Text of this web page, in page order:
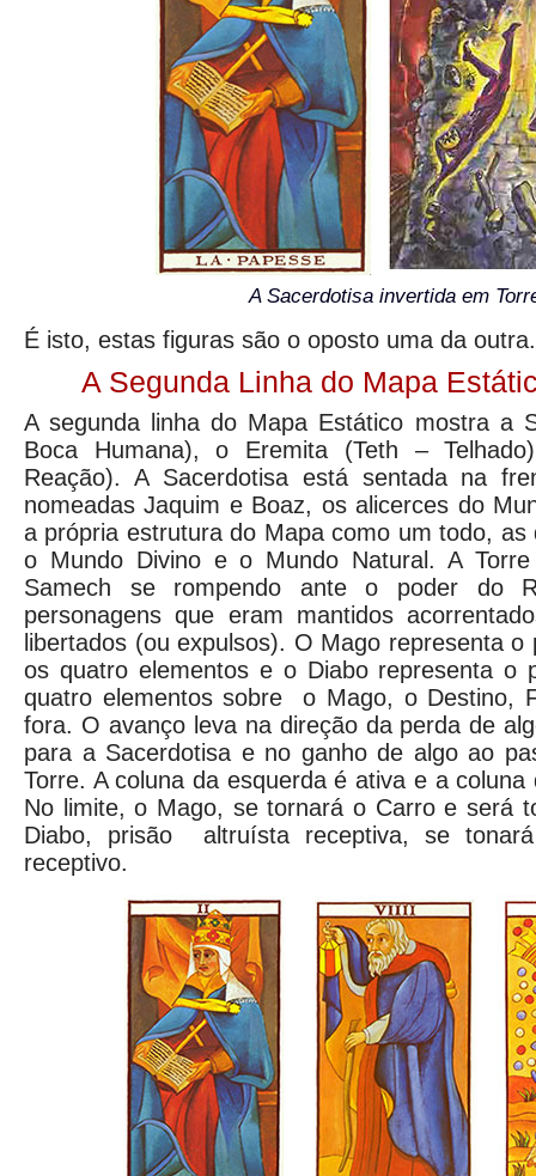
A Sacerdotisa invertida em
É isto, estas figuras são o oposto uma da outra.
A Segunda Linha do Mapa
A segunda linha do Mapa Estático mostra a
Boca Humana), o Eremita (Teth –
Reação). A Sacerdotisa está sentada na
nomeadas Jaquim e Boaz, os alicerces do
a própria estrutura do Mapa como um todo, as
o Mundo Divino e o Mundo Natural. A
Samech se rompendo ante o poder do
personagens que eram mantidos
libertados (ou expulsos). O Mago representa o
os quatro elementos e o Diabo representa o
quatro elementos sobre o Mago, o Destino,
fora. O avanço leva na direção da perda de
para a Sacerdotisa e no ganho de algo ao
Torre. A coluna da esquerda é ativa e a
No limite, o Mago, se tornará o Carro e será
Diabo, prisão altruísta receptiva, se
receptivo.